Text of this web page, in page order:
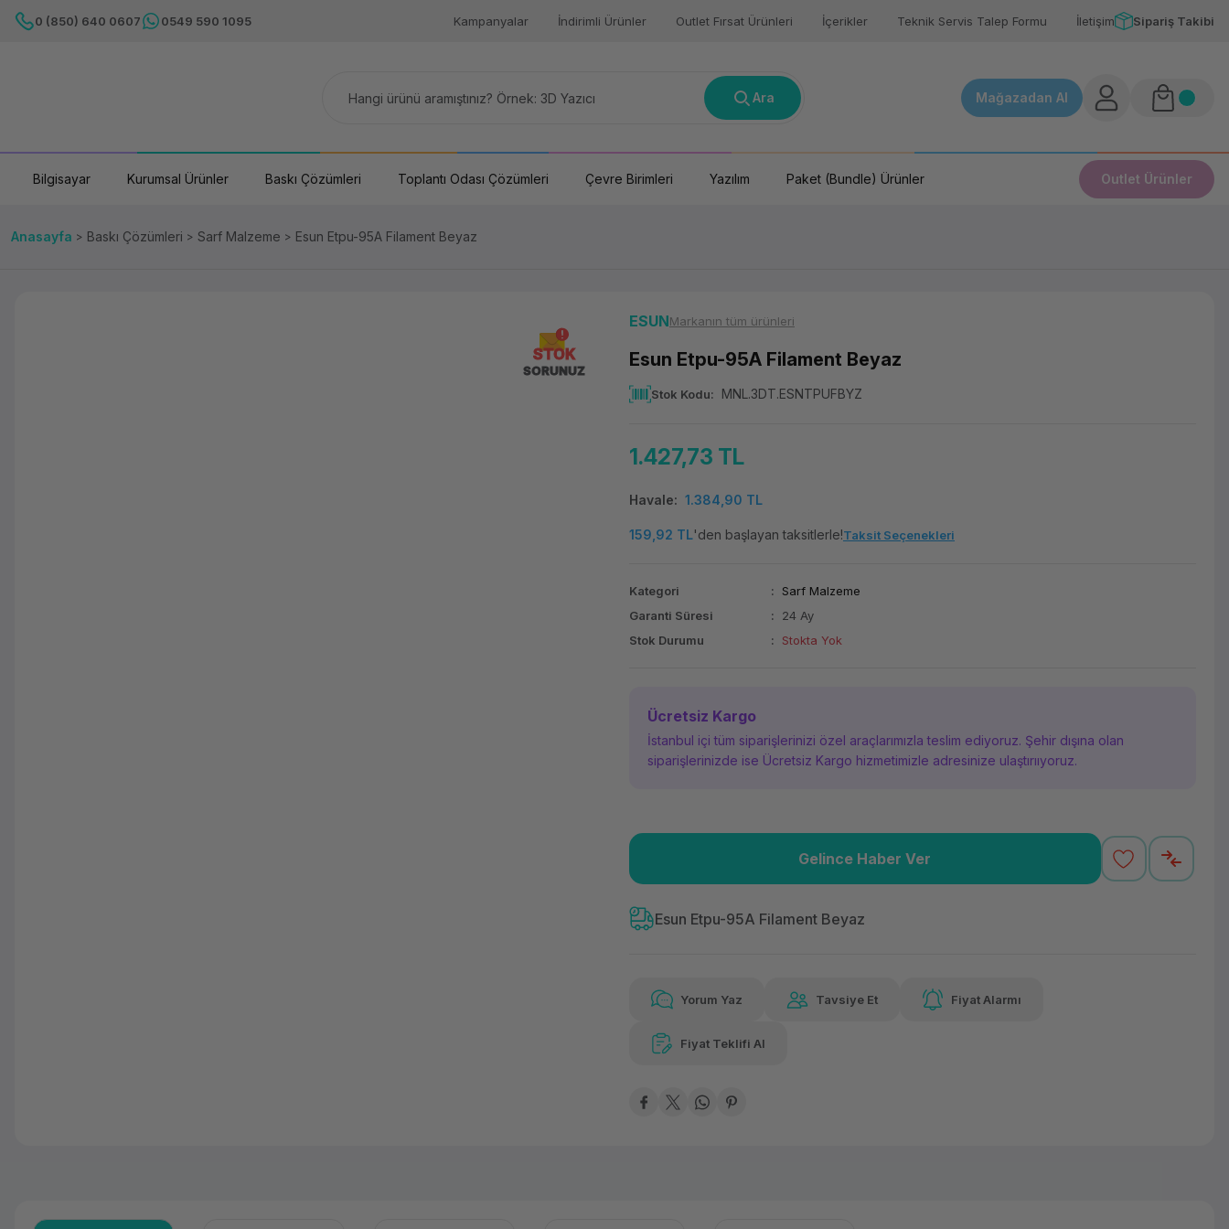
0 (850) 640 0607 0549 590 1095 Kampanyalar İndirimli Ürünler Outlet Fırsat Ürünleri İçerikler Teknik Servis Talep Formu İletişim Sipariş Takibi
Ara Mağazadan Al
Bilgisayar Kurumsal Ürünler Baskı Çözümleri Toplantı Odası Çözümleri Çevre Birimleri Yazılım Paket (Bundle) Ürünler Outlet Ürünler
Anasayfa Baskı Çözümleri Sarf Malzeme Esun Etpu-95A Filament Beyaz
STOK
SORUNUZ
ESUNMarkanın tüm ürünleri
Esun Etpu-95A Filament Beyaz
Stok Kodu MNL.3DT.ESNTPUFBYZ
1.427,73 TL
Havale 1.384,90 TL
159,92 TL'den başlayan taksitlerle!Taksit Seçenekleri
Kategori
Sarf Malzeme
Garanti Süresi
24 Ay
Stok Durumu
Stokta Yok
Ücretsiz Kargo
İstanbul içi tüm siparişlerinizi özel araçlarımızla teslim ediyoruz. Şehir dışına olan
siparişlerinizde ise Ücretsiz Kargo hizmetimizle adresinize ulaştırııyoruz.
Kolay iade imkanı
159,92 TL
Aya varan taksit
Havalelerde
Gelince Haber Ver
Esun Etpu-95A Filament Beyaz
Yorum Yaz Tavsiye Et Fiyat Alarmı
Fiyat Teklifi Al